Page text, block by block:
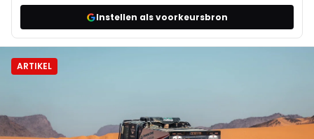
Instellen als voorkeursbron
ARTIKEL